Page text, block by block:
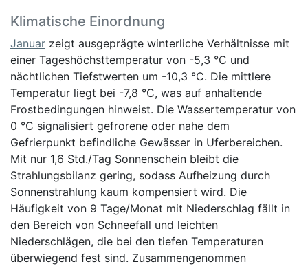
Klimatische Einordnung
Januar zeigt ausgeprägte winterliche Verhältnisse mit
einer Tageshöchsttemperatur von -5,3 °C und
nächtlichen Tiefstwerten um -10,3 °C. Die mittlere
Temperatur liegt bei -7,8 °C, was auf anhaltende
Frostbedingungen hinweist. Die Wassertemperatur von
0 °C signalisiert gefrorene oder nahe dem
Gefrierpunkt befindliche Gewässer in Uferbereichen.
Mit nur 1,6 Std./Tag Sonnenschein bleibt die
Strahlungsbilanz gering, sodass Aufheizung durch
Sonnenstrahlung kaum kompensiert wird. Die
Häufigkeit von 9 Tage/Monat mit Niederschlag fällt in
den Bereich von Schneefall und leichten
Niederschlägen, die bei den tiefen Temperaturen
überwiegend fest sind. Zusammengenommen